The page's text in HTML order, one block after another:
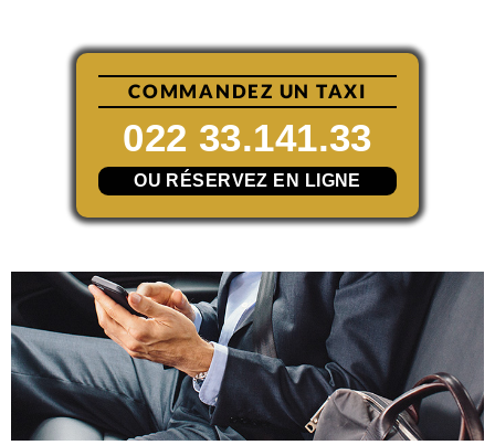
COMMANDEZ UN TAXI
022 33.141.33
OU RÉSERVEZ EN LIGNE